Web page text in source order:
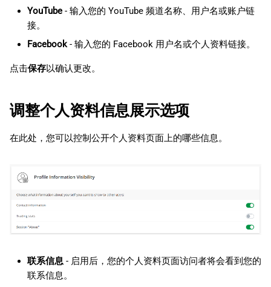
YouTube- 输入您的 YouTube 频道名称、用户名或账户链
接。
Facebook- 输入您的 Facebook 用户名或个人资料链接。
点击保存以确认更改。
调整个人资料信息展示选项
在此处，您可以控制公开个人资料页面上的哪些信息。
联系信息- 启用后，您的个人资料页面访问者将会看到您的
联系信息。